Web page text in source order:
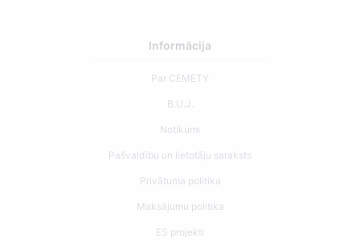
Informācija
Par CEMETY
B.U.J.
Notikumi
Pašvaldību un lietotāju saraksts
Privātuma politika
Maksājumu politika
ES projekti